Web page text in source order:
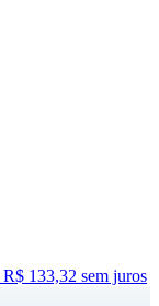
R$ 133,32 sem juros